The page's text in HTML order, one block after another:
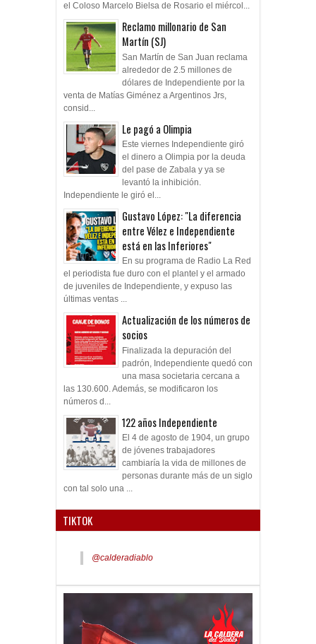
el Coloso Marcelo Bielsa de Rosario el miércol...
Reclamo millonario de San
Martín (SJ)
San Martín de San Juan reclama
alrededor de 2.5 millones de
dólares de Independiente por la
venta de Matías Giménez a Argentinos Jrs,
consid...
Le pagó a Olimpia
Este viernes Independiente giró
el dinero a Olimpia por la deuda
del pase de Zabala y ya se
levantó la inhibición.
Independiente le giró el...
Gustavo López: "La diferencia
entre Vélez e Independiente
está en las Inferiores"
En su programa de Radio La Red
el periodista fue duro con el plantel y el armado
de juveniles de Independiente, y expuso las
últimas ventas ...
Actualización de los números de
socios
Finalizada la depuración del
padrón, Independiente quedó con
una masa societaria cercana a
las 130.600. Además, se modificaron los
números d...
122 años Independiente
El 4 de agosto de 1904, un grupo
de jóvenes trabajadores
cambiaría la vida de millones de
personas durante más de un siglo
con tal solo una ...
TIKTOK
@calderadiablo